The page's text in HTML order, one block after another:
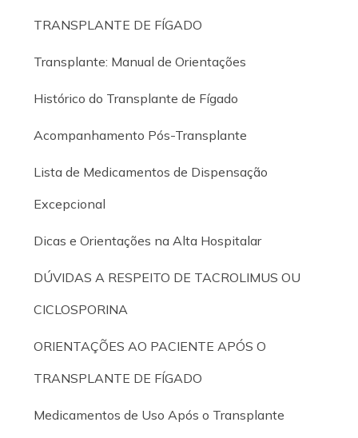
TRANSPLANTE DE FÍGADO
Transplante: Manual de Orientações
Histórico do Transplante de Fígado
Acompanhamento Pós-Transplante
Lista de Medicamentos de Dispensação
Excepcional
Dicas e Orientações na Alta Hospitalar
DÚVIDAS A RESPEITO DE TACROLIMUS OU
CICLOSPORINA
ORIENTAÇÕES AO PACIENTE APÓS O
TRANSPLANTE DE FÍGADO
Medicamentos de Uso Após o Transplante